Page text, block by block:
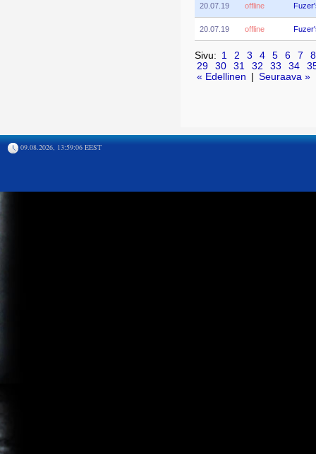
20.07.19 offline
20.07.19 offline
Sivu: 1 2 3 4 5 6 7
8
29
30 31 32 33 34
« Edellinen
Seuraava »
09.08.2026, 13:59:06 EEST